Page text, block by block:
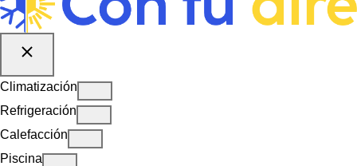
Climatización
Refrigeración
Calefacción
Piscina